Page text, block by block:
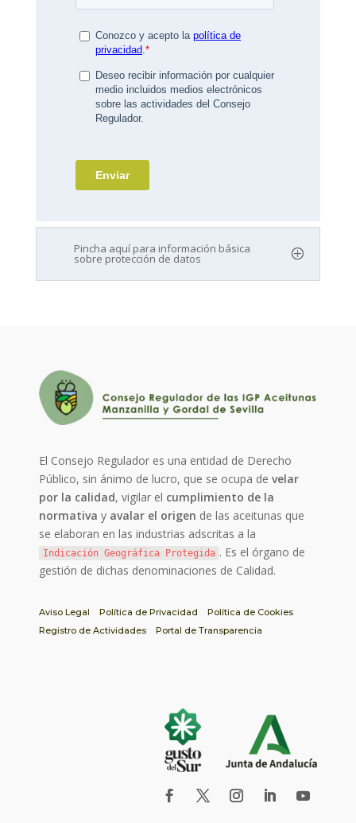
Pincha aquí para información básica
sobre protección de datos
El Consejo Regulador es una entidad de Derecho
Público, sin ánimo de lucro, que se ocupa develar
por la calidad, vigilar el cumplimiento de la
normativa y avalar el origen de las aceitunas que
se elaboran en las industrias adscritas a la
Indicación Geográfica Protegida . Es el órgano de
gestión de dichas denominaciones de Calidad.
Aviso Legal Política de Privacidad
Política de Cookies
Registro de Actividades
Portal de Transparencia